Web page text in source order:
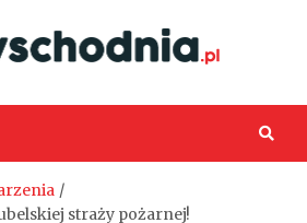
straży pożarnej!